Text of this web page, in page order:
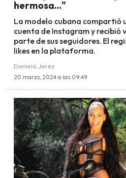
hermosa..."
La modelo cubana compartió
cuenta de Instagram y recibió
parte de sus seguidores. El
likes en la plataforma.
Daniela Jerez
20 marzo, 2024 a las 09:49